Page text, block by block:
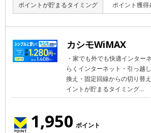
ポイントが貯まるタイミング ポイント獲
カシモWiMAX
・家でも外でも快適インター
らくインターネット・引っ越
換え・固定回線からの切り替
イントが貯まるタイミング...
1,950 ポイント